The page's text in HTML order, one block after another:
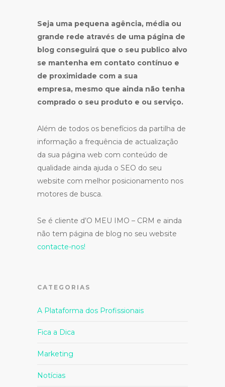
Seja uma pequena agência, média ou
grande rede através de uma página de
blog conseguirá que o seu publico alvo
se mantenha em contato contínuo e
de proximidade com a sua
empresa, mesmo que ainda não tenha
comprado o seu produto e ou serviço.
Além de todos os benefícios da partilha de
informação a frequência de actualização
da sua página web com conteúdo de
qualidade ainda ajuda o SEO do seu
website com melhor posicionamento nos
motores de busca.
Se é cliente d’O MEU IMO – CRM e ainda
não tem página de blog no seu website
contacte-nos!
CATEGORIAS
A Plataforma dos Profissionais
Fica a Dica
Marketing
Notícias